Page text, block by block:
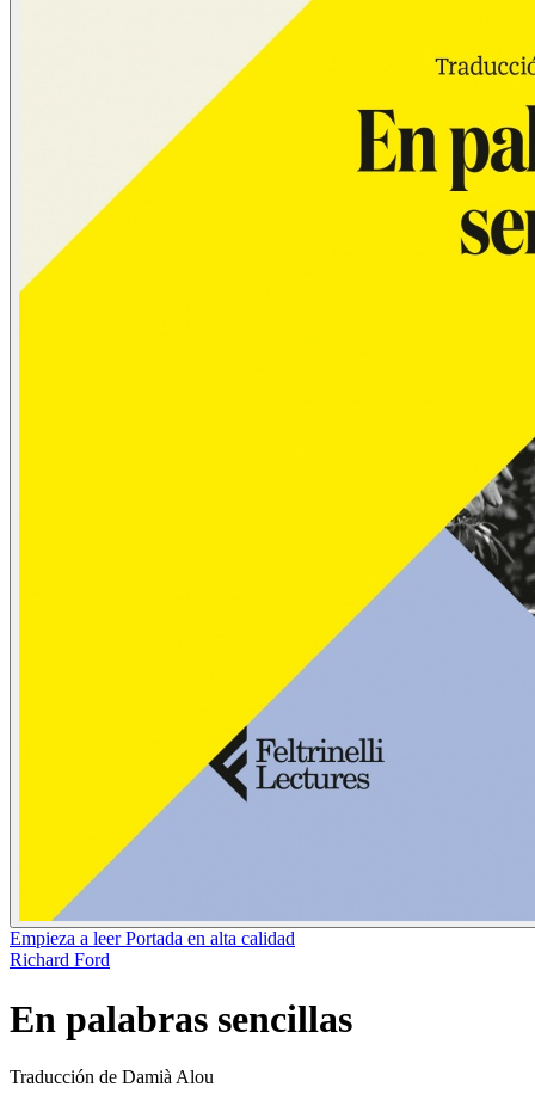
Empieza a leerPortada en alta calidad
Richard Ford
En palabras sencillas
Traducción de Damià Alou